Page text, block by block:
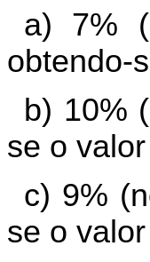
a) 7%
obtendo-
b) 10%
se o
c) 9%
se o